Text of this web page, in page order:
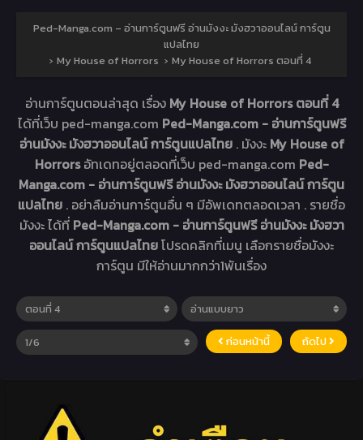
Ped-Manga.com – อ่านการ์ตูนฟรี อ่านมังงะ มังฮวาออนไลน์ การ์ตูน
แปลไทย
› My House of Horrors › My House of Horrors ตอนที่ 4
อ่านการ์ตูนตอนล่าสุด เรื่อง My House of Horrors ตอนที่ 4
ได้ที่เว็บ ped-manga.com Ped-Manga.com - อ่านการ์ตูนฟรี
อ่านมังงะ มังฮวาออนไลน์ การ์ตูนแปลไทย . มังงะ My House of
Horrorsอัทเดทอยู่ตลอดที่เว็บ ped-manga.com Ped-
Manga.com - อ่านการ์ตูนฟรี อ่านมังงะ มังฮวาออนไลน์ การ์ตูน
แปลไทย . อย่าลืมอ่านการ์ตูนอื่น ๆ มีอัพเดทตลอดเวลา . รายชื่อ
มังงะ ได้ที่ Ped-Manga.com - อ่านการ์ตูนฟรี อ่านมังงะ มังฮวา
ออนไลน์ การ์ตูนแปลไทยโปรดคลิกที่เมนู เลือกรายชื่อมังงะ
การ์ตูน มีให้อ่านมากกว่า1พันเรื่อง
ก่อนหน้านี้ ถัดไป